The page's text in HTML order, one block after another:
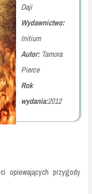
Daji
Wydawnictwo:
Initium
Autor: Tamora
Pierce
Rok
wydania:2012
przygody